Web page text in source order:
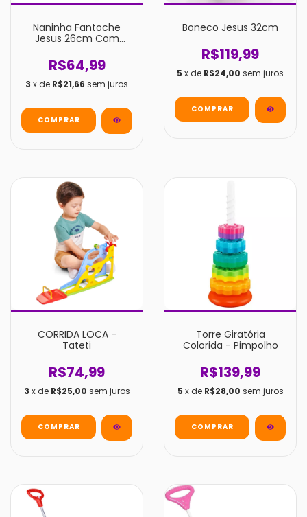
Naninha Fantoche
Jesus 26cm Com
Chupeta
R$64,99
3 x de R$21,66 sem juros
Boneco Jesus 32cm
R$119,99
5 x de R$24,00 sem juros
CORRIDA LOCA -
Tateti
R$74,99
3 x de R$25,00 sem juros
Torre Giratória
Colorida - Pimpolho
R$139,99
5 x de R$28,00 sem juros